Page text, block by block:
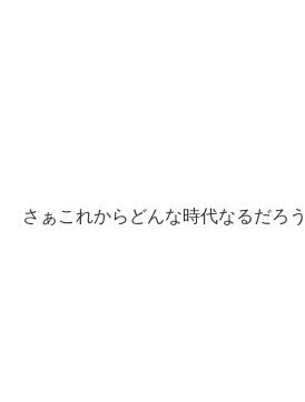
さぁこれからどんな時代なるだろう